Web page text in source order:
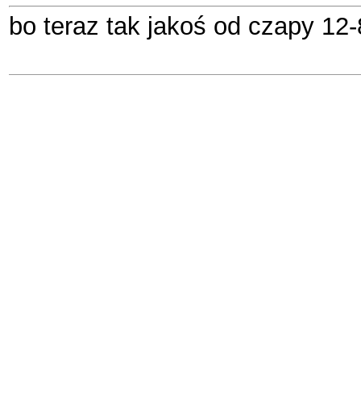
bo teraz tak jakoś od czapy